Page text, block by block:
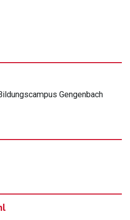
Gengenbach